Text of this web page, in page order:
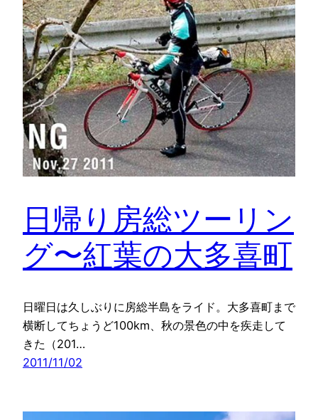
日帰り房総ツーリン
グ〜紅葉の大多喜町
日曜日は久しぶりに房総半島をライド。大多喜町まで
横断してちょうど100km、秋の景色の中を疾走して
きた（201…
2011/11/02